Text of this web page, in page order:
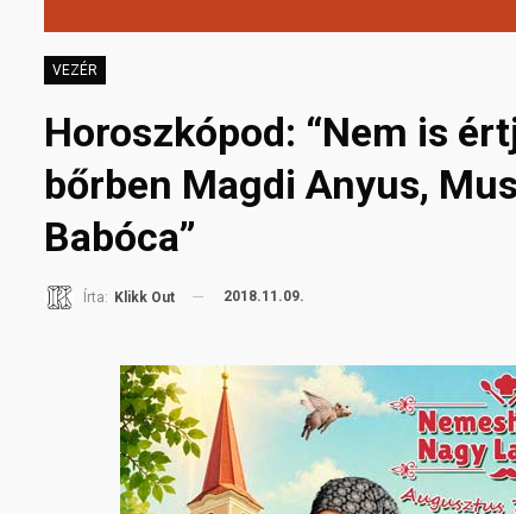
VEZÉR
Horoszkópod: “Nem is
bőrben Magdi Anyus,
Babóca”
Írta: Klikk Out 2018.11.09.